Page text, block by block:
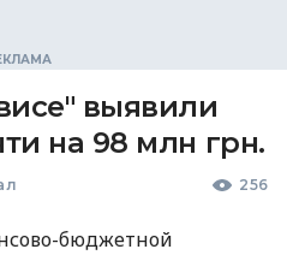
выявили
на 98 млн грн.
256
бюджетной